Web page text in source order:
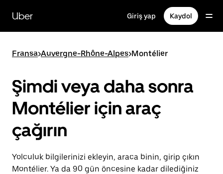
içeriğe
gidinUber Giriş yap Kaydol
Fransa>Auvergne-Rhône-Alpes>Montélier
Şimdi veya daha sonra
Montélier için araç
çağırın
Yolculuk bilgilerinizi ekleyin, araca binin, girip çıkın
Montélier. Ya da 90 gün öncesine kadar dilediğiniz